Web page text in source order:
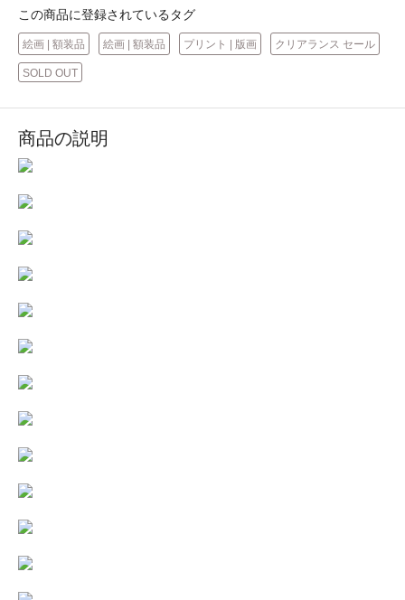
この商品に登録されているタグ
絵画 | 額装品 絵画 | 額装品 プリント | 版画 クリアランス セール
SOLD OUT
商品の説明